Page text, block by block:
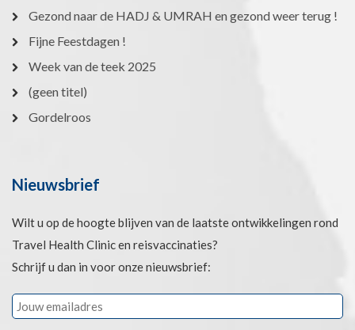
Gezond naar de HADJ & UMRAH en gezond weer terug !
Fijne Feestdagen !
Week van de teek 2025
(geen titel)
Gordelroos
Nieuwsbrief
Wilt u op de hoogte blijven van de laatste ontwikkelingen rond
Travel Health Clinic en reisvaccinaties?
Schrijf u dan in voor onze nieuwsbrief: